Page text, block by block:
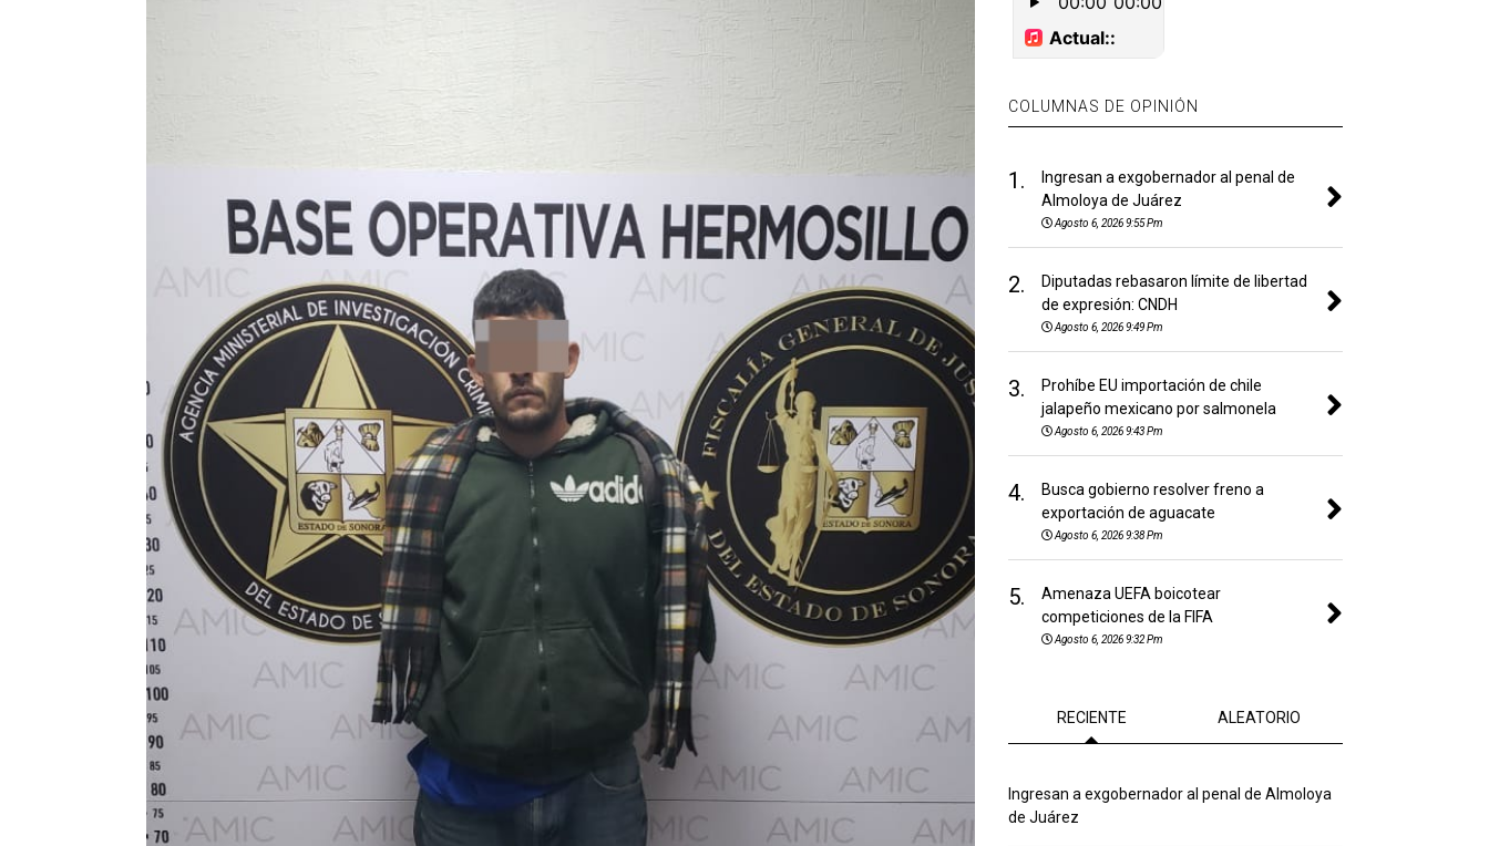
COLUMNAS DE OPINIÓN
1.
Ingresan a exgobernador al penal de
Almoloya de Juárez
Agosto 6, 2026 9:55 Pm
2.
Diputadas rebasaron límite de libertad
de expresión: CNDH
Agosto 6, 2026 9:49 Pm
3.
Prohíbe EU importación de chile
jalapeño mexicano por salmonela
Agosto 6, 2026 9:43 Pm
4.
Busca gobierno resolver freno a
exportación de aguacate
Agosto 6, 2026 9:38 Pm
5.
Amenaza UEFA boicotear
competiciones de la FIFA
Agosto 6, 2026 9:32 Pm
RECIENTE ALEATORIO
Ingresan a exgobernador al penal de Almoloya
de Juárez